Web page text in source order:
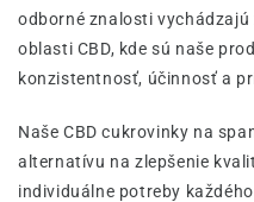
odborné znalosti
oblasti CBD, kde sú naše
konzistentnosť, účinnosť a
Naše CBD cukrovinky na
alternatívu na zlepšenie
individuálne potreby